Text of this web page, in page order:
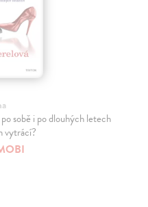
sobě i po dlouhých letech
vytrácí?